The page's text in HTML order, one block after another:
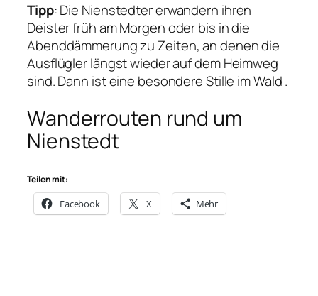
Tipp: Die Nienstedter erwandern ihren
Deister früh am Morgen oder bis in die
Abenddämmerung zu Zeiten, an denen die
Ausflügler längst wieder auf dem Heimweg
sind. Dann ist eine besondere Stille im Wald .
Wanderrouten rund um
Nienstedt
Teilen mit:
Facebook X Mehr